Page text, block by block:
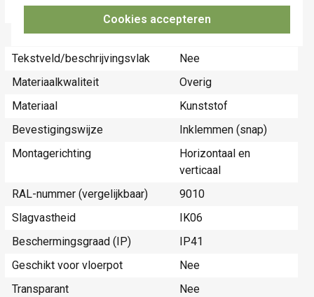
Cookies accepteren
Met klapdeksel
Nee
Tekstveld/beschrijvingsvlak
Nee
Materiaalkwaliteit
Overig
Materiaal
Kunststof
Bevestigingswijze
Inklemmen (snap)
Montagerichting
Horizontaal en
verticaal
RAL-nummer (vergelijkbaar)
9010
Slagvastheid
IK06
Beschermingsgraad (IP)
IP41
Geschikt voor vloerpot
Nee
Transparant
Nee